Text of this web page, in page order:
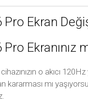
Pro Ekran
Pro Ekranınız
cihazınızın o akıcı
kararması mı